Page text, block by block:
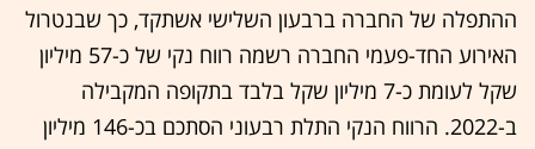
ההתפלה של החברה ברבעון השלישי אשתקד, כך שבנטרול
האירוע החד-פעמי החברה רשמה רווח נקי של כ-57 מיליון
שקל לעומת כ-7 מיליון שקל בלבד בתקופה המקבילה
ב-2022. הרווח הנקי התלת רבעוני הסתכם בכ-146 מיליון